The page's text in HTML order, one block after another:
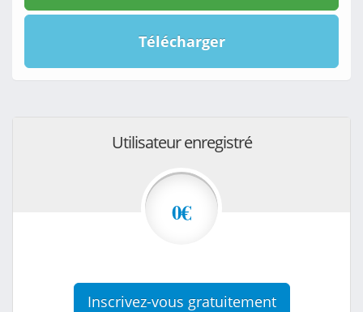
Télécharger
Utilisateur enregistré
0€
Inscrivez-vous gratuitement